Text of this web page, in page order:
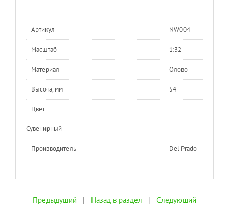
Артикул NW004
Масштаб 1:32
Материал Олово
Высота, мм 54
Цвет
Сувенирный
Производитель Del Prado
Предыдущий | Назад в раздел | Следующий